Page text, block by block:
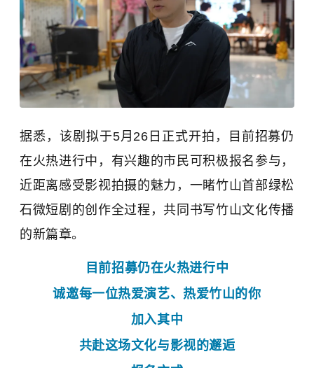
据悉，该剧拟于5月26日正式开拍，目前招募仍
在火热进行中，有兴趣的市民可积极报名参与，
近距离感受影视拍摄的魅力，一睹竹山首部绿松
石微短剧的创作全过程，共同书写竹山文化传播
的新篇章。
目前招募仍在火热进行中
诚邀每一位热爱演艺、热爱竹山的你
加入其中
共赴这场文化与影视的邂逅